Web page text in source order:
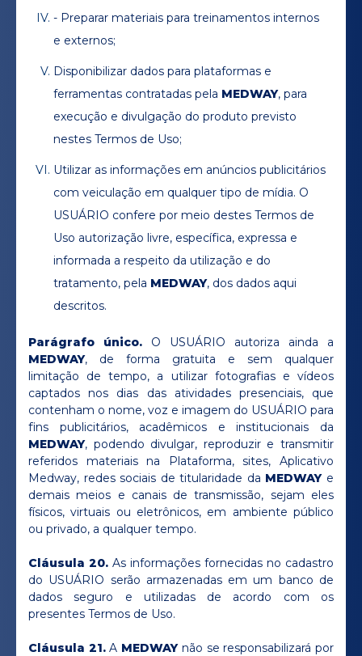
- Preparar materiais para treinamentos internos
e externos;
Disponibilizar dados para plataformas e
ferramentas contratadas pela MEDWAY, para
execução e divulgação do produto previsto
nestes Termos de Uso;
Utilizar as informações em anúncios publicitários
com veiculação em qualquer tipo de mídia. O
USUÁRIO confere por meio destes Termos de
Uso autorização livre, específica, expressa e
informada a respeito da utilização e do
tratamento, pela MEDWAY, dos dados aqui
descritos.
Parágrafo único. O USUÁRIO autoriza ainda a
MEDWAY, de forma gratuita e sem qualquer
limitação de tempo, a utilizar fotografias e vídeos
captados nos dias das atividades presenciais, que
contenham o nome, voz e imagem do USUÁRIO para
fins publicitários, acadêmicos e institucionais da
MEDWAY, podendo divulgar, reproduzir e transmitir
referidos materiais na Plataforma, sites, Aplicativo
Medway, redes sociais de titularidade da MEDWAY e
demais meios e canais de transmissão, sejam eles
físicos, virtuais ou eletrônicos, em ambiente público
ou privado, a qualquer tempo.
Cláusula 20. As informações fornecidas no cadastro
do USUÁRIO serão armazenadas em um banco de
dados seguro e utilizadas de acordo com os
presentes Termos de Uso.
Cláusula 21.A MEDWAY não se responsabilizará por